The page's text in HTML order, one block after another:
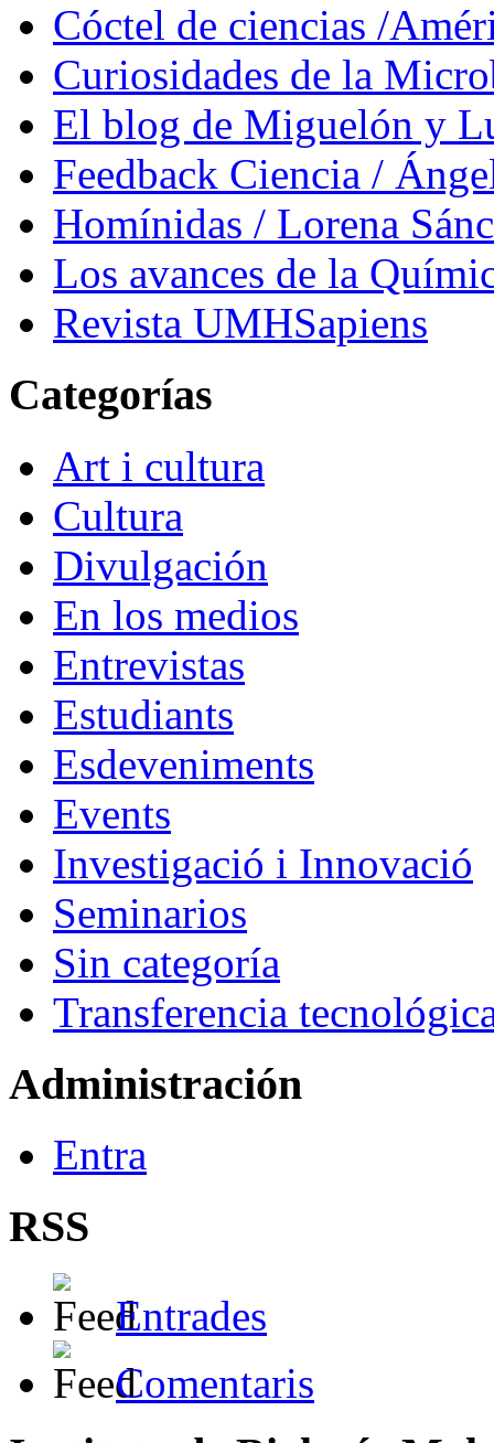
Cóctel de ciencias /
Curiosidades de la
El blog de Miguelón y
Feedback Ciencia /
Homínidas / Lorena
Los avances de la
Revista UMHSapiens
Categorías
Art i cultura
Cultura
Divulgación
En los medios
Entrevistas
Estudiants
Esdeveniments
Events
Investigació i Innovació
Seminarios
Sin categoría
Transferencia
Administración
Entra
RSS
Entrades
Comentaris